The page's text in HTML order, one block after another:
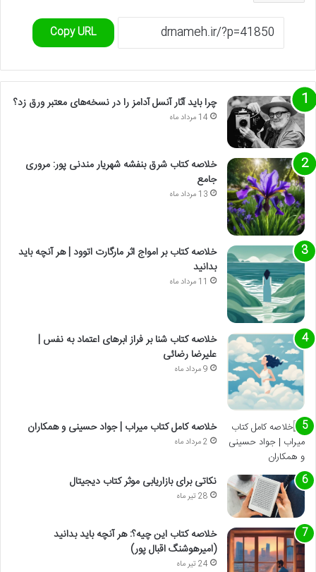
Copy URL
چرا باید آثار آنسل آدامز را در نسخه‌های معتبر ورق زد؟
14 مرداد ماه
خلاصه کتاب شرق بنفشه شهریار مندنی پور: مروری
جامع
13 مرداد ماه
خلاصه کتاب بر امواج اثر مارگارت اتوود | هر آنچه باید
بدانید
11 مرداد ماه
خلاصه کتاب شنا بر فراز ابرهای اعتماد به نفس |
علیرضا رضائی
9 مرداد ماه
خلاصه کامل کتاب میراب | جواد حسینی و همکاران
2 مرداد ماه
نکاتی برای بازاریابی موثر کتاب دیجیتال
28 تیر ماه
خلاصه کتاب این چیه؟: هر آنچه باید بدانید
(امیرهوشنگ اقبال پور)
24 تیر ماه